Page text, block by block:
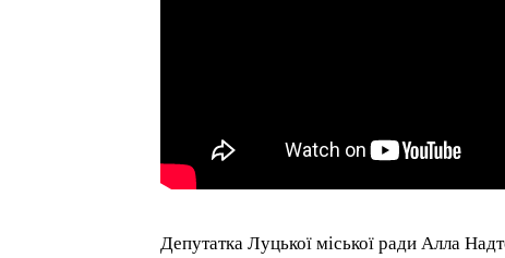
Депутатка Луцької міської ради Алла